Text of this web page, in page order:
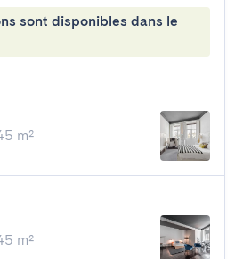
sont disponibles dans le
m²
m²